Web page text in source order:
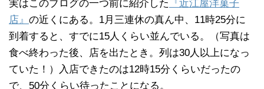
実はこのブログの一つ前に紹介した
『近江屋洋菓子
店』 の近くにある。1月三連休の真ん中、11時25分に
到着すると、すでに15人くらい並んでいる。（写真は
食べ終わった後、店を出たとき。列は30人以上になっ
ていた！）入店できたのは12時15分くらいだったの
で、50分くらい待ったことになる。